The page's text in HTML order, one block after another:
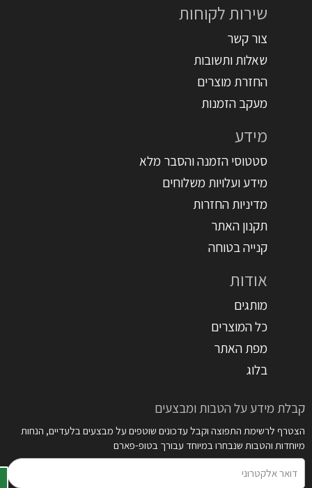
שירות לקוחות
צור קשר
שאלות ותשובות
החזרת מוצרים
מעקב הזמנות
מידע
סטטוסי הזמנה והסבר מלא
מידע ועלויות משלוחים
מדיניות החזרות
תקנון האתר
קנייה בטוחה
אודות
מותגים
כל המוצרים
מפת האתר
בלוג
קבלת מידע על הטבות ומבצעים
הצטרף לרשימת התפוצה וקבל עדכונים שוטפים על מבצעים בלעדיים, הנחות
מיוחדות והטבות שנבחרו במיוחד עבורך בטופ-פארם
אלקטרוני